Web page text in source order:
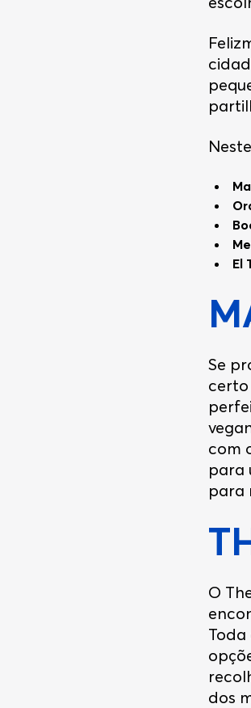
El
Se
certo
com
para
para
O
Toda
dos